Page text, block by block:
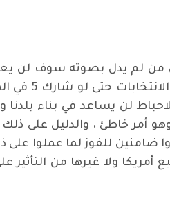
إن من لم يدل بصوته سوف لن
لن يساعد في بناء
أمر خاطئ ، والدليل على
ضامنين للفوز لما عملوا على
أمريكا ولا غيرها من